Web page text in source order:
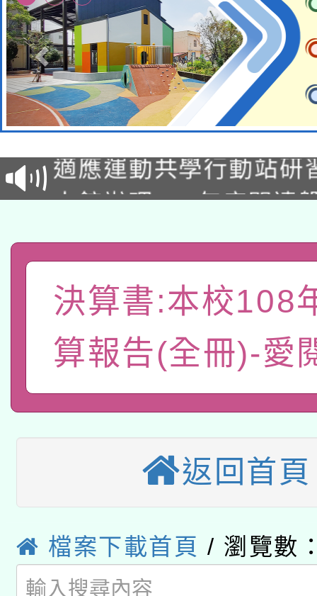
本校115學年度第2次
招甄選結果公告(無人
招)
適應運動共學行動站研
本館辦理115年度閱讀
礎課程
A3數位素養講師名單
「數位內容與教學軟體
pilot」
有關大陸委員會函釋公
薪期間赴陸應申請許可
轉知經濟部水利署委託
業技術研究院辦理「
用水績優單位及節水達
115年8月22日(星期六
開 智慧啟航」
2026年桃園地景藝術
本校115學年度第2次
招)
適應運動共學行動站研
本館辦理115年度閱讀
暨閱讀推動專業研習
科技賦能─人工智慧
決算書:本校108
算報告(全冊)-愛
返回首頁
檔案下載首頁 / 瀏覽數